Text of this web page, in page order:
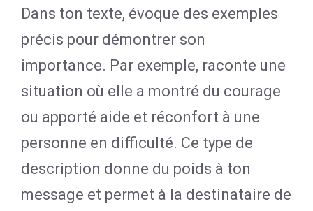
Dans ton texte, évoque des exemples
précis pour démontrer son
importance. Par exemple, raconte une
situation où elle a montré du courage
ou apporté aide et réconfort à une
personne en difficulté. Ce type de
description donne du poids à ton
message et permet à la destinataire de